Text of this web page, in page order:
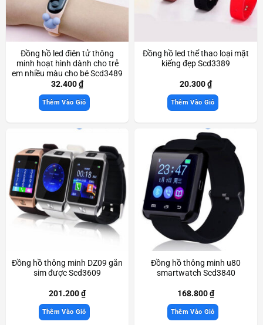
Đồng hồ led điên tử thông
minh hoạt hình dành cho trẻ
em nhiều màu cho bé Scd3489
32.400₫
Thêm Vào Giỏ
Đồng hồ led thể thao loại mặt
kiếng đẹp Scd3389
20.300₫
Thêm Vào Giỏ
Đồng hồ thông minh DZ09 gắn
sim được Scd3609
201.200₫
Thêm Vào Giỏ
Đồng hồ thông minh u80
smartwatch Scd3840
168.800₫
Thêm Vào Giỏ